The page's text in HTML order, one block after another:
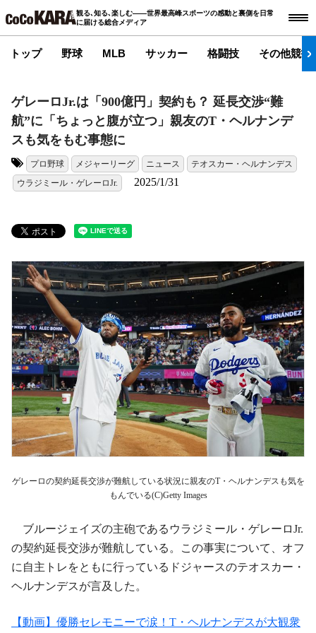
観る､知る､楽しむ――世界最高峰スポーツの感動と裏側を日常
に届ける総合メディア
トップ 野球 MLB サッカー 格闘技 その他競技
ゲレーロJr.は「900億円」契約も？ 延長交渉“難
航”に「ちょっと腹が立つ」親友のT・ヘルナンデ
スも気をもむ事態に
プロ野球 メジャーリーグ ニュース
テオスカー・ヘルナンデス
ウラジミール・ゲレーロJr.
2025/1/31
ゲレーロの契約延長交渉が難航している状況に親友のT・ヘルナンデスも気を
もんでいる(C)Getty Images
ブルージェイズの主砲であるウラジミール・ゲレーロJr.
の契約延長交渉が難航している。この事実について、オフ
に自主トレをともに行っているドジャースのテオスカー・
ヘルナンデスが言及した。
【動画】優勝セレモニーで涙！T・ヘルナンデスが大観衆